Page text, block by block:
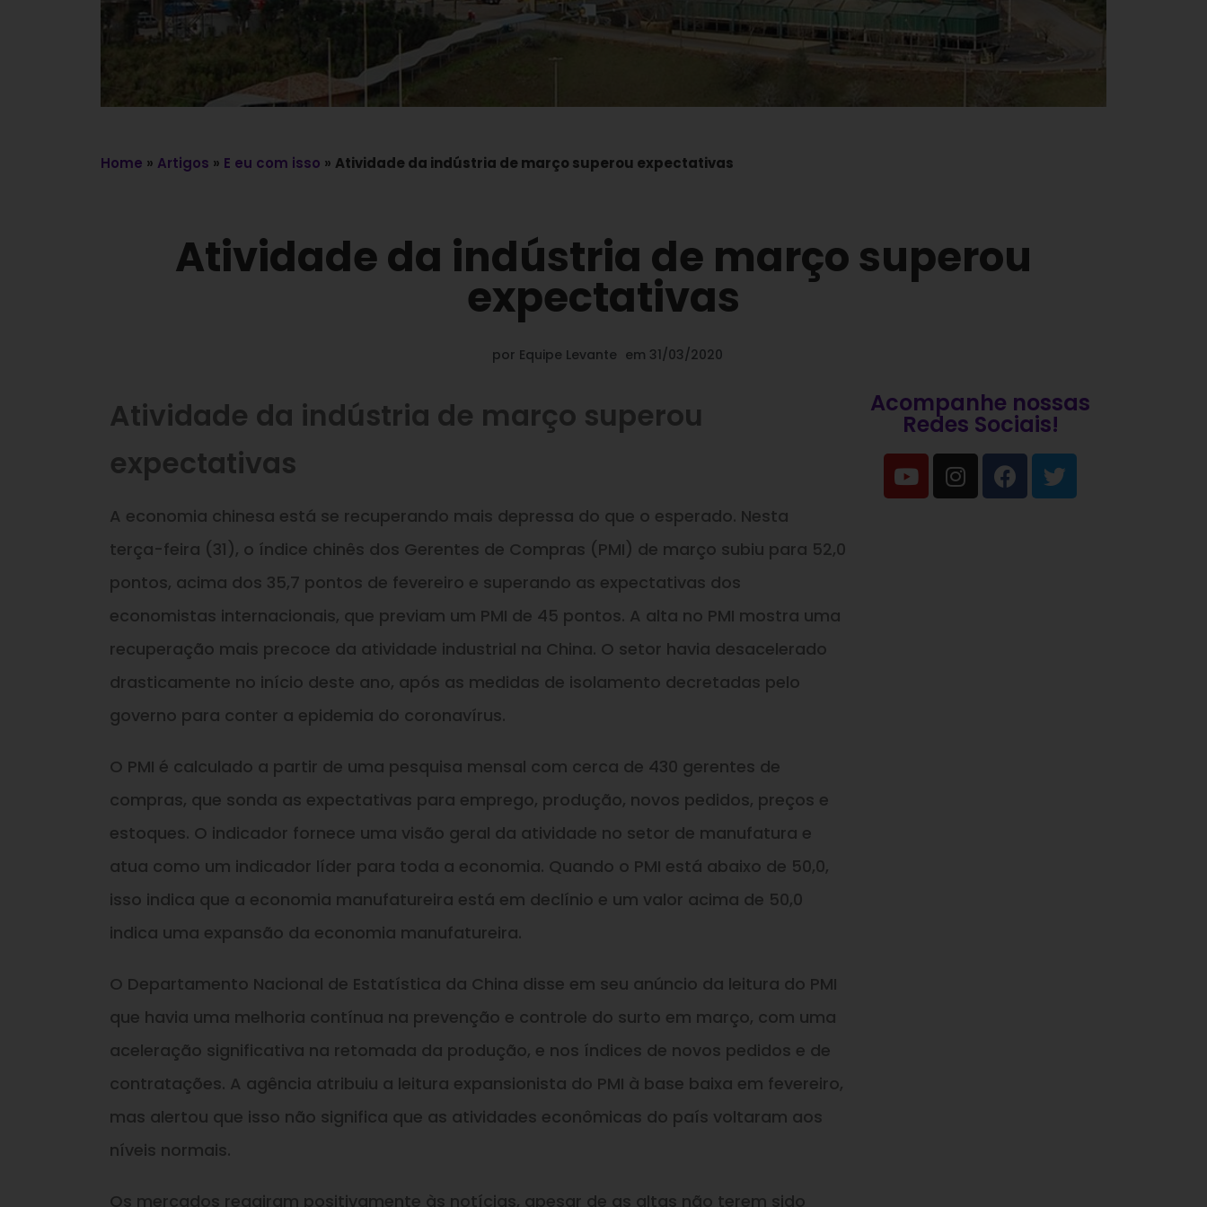
Home » Artigos » E eu com isso » Atividade da indústria de março superou expectativas
Atividade da indústria de março superou
expectativas
por Equipe Levante em 31/03/2020
Atividade da indústria de março superou
expectativas
A economia chinesa está se recuperando mais depressa do que o esperado. Nesta
terça-feira (31), o índice chinês dos Gerentes de Compras (PMI) de março subiu para 52,0
pontos, acima dos 35,7 pontos de fevereiro e superando as expectativas dos
economistas internacionais, que previam um PMI de 45 pontos. A alta no PMI mostra uma
recuperação mais precoce da atividade industrial na China. O setor havia desacelerado
drasticamente no início deste ano, após as medidas de isolamento decretadas pelo
governo para conter a epidemia do coronavírus.
O PMI é calculado a partir de uma pesquisa mensal com cerca de 430 gerentes de
compras, que sonda as expectativas para emprego, produção, novos pedidos, preços e
estoques. O indicador fornece uma visão geral da atividade no setor de manufatura e
atua como um indicador líder para toda a economia. Quando o PMI está abaixo de 50,0,
isso indica que a economia manufatureira está em declínio e um valor acima de 50,0
indica uma expansão da economia manufatureira.
O Departamento Nacional de Estatística da China disse em seu anúncio da leitura do PMI
que havia uma melhoria contínua na prevenção e controle do surto em março, com uma
aceleração significativa na retomada da produção, e nos índices de novos pedidos e de
contratações. A agência atribuiu a leitura expansionista do PMI à base baixa em fevereiro,
mas alertou que isso não significa que as atividades econômicas do país voltaram aos
níveis normais.
Os mercados reagiram positivamente às notícias, apesar de as altas não terem sido
Acompanhe nossas
Redes Sociais!